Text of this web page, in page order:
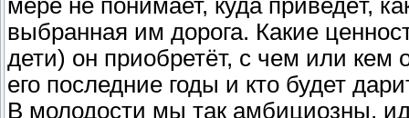
мере не понимает, куда приведёт,
выбранная им дорога. Какие
дети) он приобретёт, с чем или кем
его последние годы и кто будет
В молодости мы так амбициозны,